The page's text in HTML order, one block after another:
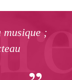
musique ;